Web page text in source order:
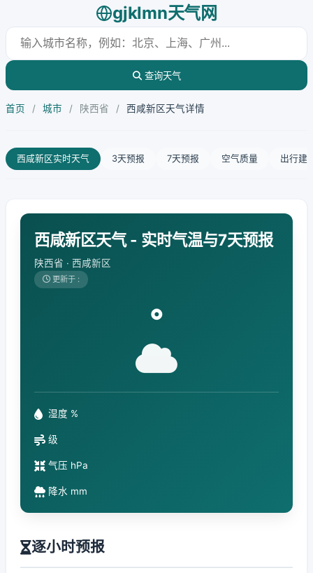
gjklmn天气网
查询天气
首页 / 城市 / 陕西省 / 西咸新区天气详情
西咸新区实时天气 3天预报 7天预报 空气质量 出行建
西咸新区天气 - 实时气温与7天预报
陕西省 · 西咸新区
更新于 :
°
湿度 %
级
气压 hPa
降水 mm
逐小时预报